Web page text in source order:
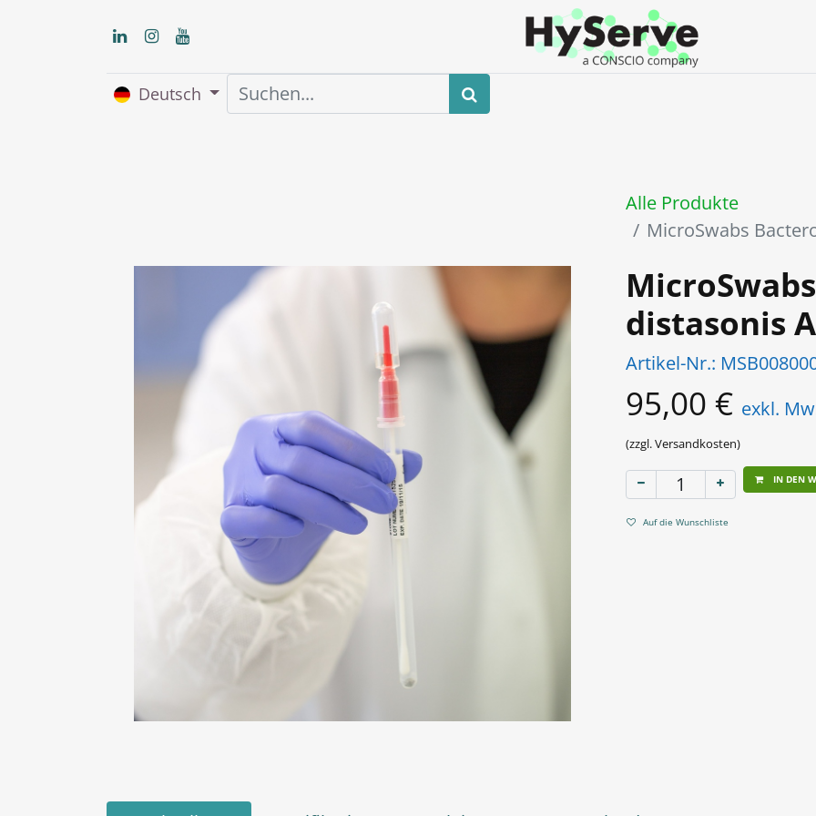
Deutsch
Alle Produkte
MicroSwabs
distasonis
Artikel-Nr.:
95,00 € exkl.
(zzgl. Versandkosten)
IN DEN
Auf die Wunschliste